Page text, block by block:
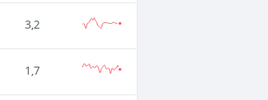
3,2
1,7